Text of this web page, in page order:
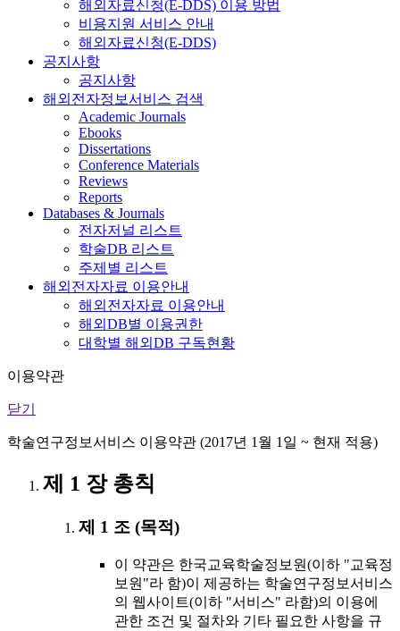
해외자료신청(E-DDS) 이용 방법
비용지원 서비스 안내
해외자료신청(E-DDS)
공지사항
공지사항
해외전자정보서비스 검색
Academic Journals
Ebooks
Dissertations
Conference Materials
Reviews
Reports
Databases & Journals
전자저널 리스트
학술DB 리스트
주제별 리스트
해외전자자료 이용안내
해외전자자료 이용안내
해외DB별 이용권한
대학별 해외DB 구독현황
이용약관
닫기
학술연구정보서비스 이용약관 (2017년 1월 1일 ~ 현재 적용)
제 1 장 총칙
제 1 조 (목적)
이 약관은 한국교육학술정보원(이하 "교육정
보원"라 함)이 제공하는 학술연구정보서비스
의 웹사이트(이하 "서비스" 라함)의 이용에
관한 조건 및 절차와 기타 필요한 사항을 규